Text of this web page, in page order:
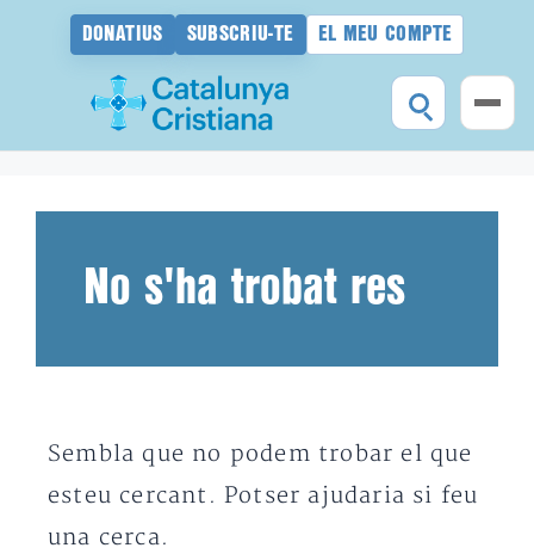
DONATIUS SUBSCRIU-TE EL MEU COMPTE
No s'ha trobat res
Sembla que no podem trobar el que
esteu cercant. Potser ajudaria si feu
una cerca.